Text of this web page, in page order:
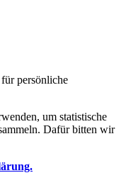
persönliche
um statistische
Dafür bitten wir